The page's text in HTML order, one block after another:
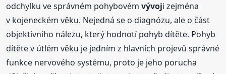
odchylku ve správném pohybovémvývoji zejména
v kojeneckém věku. Nejedná se o diagnózu, ale o část
objektivního nálezu, který hodnotí pohyb dítěte. Pohyb
dítěte v útlém věku je jedním z hlavních projevů správné
funkce nervového systému, proto je jeho porucha